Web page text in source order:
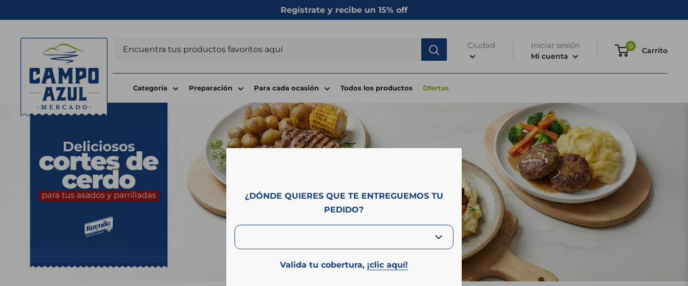
directamente
Regístrate y recibe un 15% off
¿DÓNDE QUIERES QUE TE ENTREGUEMOS TU
PEDIDO?
Valida tu cobertura, ¡clic aquí!
Ciudad Iniciar sesión
Mi cuenta
0 Carrito
Categoría Preparación Para cada ocasión Todos los productos Ofertas